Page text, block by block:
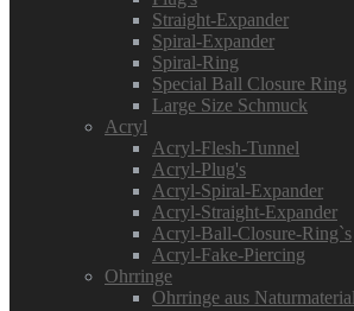
Straight-Expander
Spiral-Expander
Spiral-Ring
Special Ball Closure Ring
Large Size Schmuck
Acryl
Acryl-Flesh-Tunnel
Acryl-Plug's
Acryl-Spiral-Expander
Acryl-Straight-Expander
Acryl-Ball-Closure-Ring`s
Acryl-Fake-Piercing
Ohrringe
Ohrringe aus